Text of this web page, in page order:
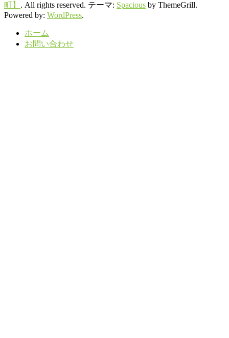
町】 . All rights reserved. テーマ: Spacious by ThemeGrill.
Powered by: WordPress.
ホーム
お問い合わせ